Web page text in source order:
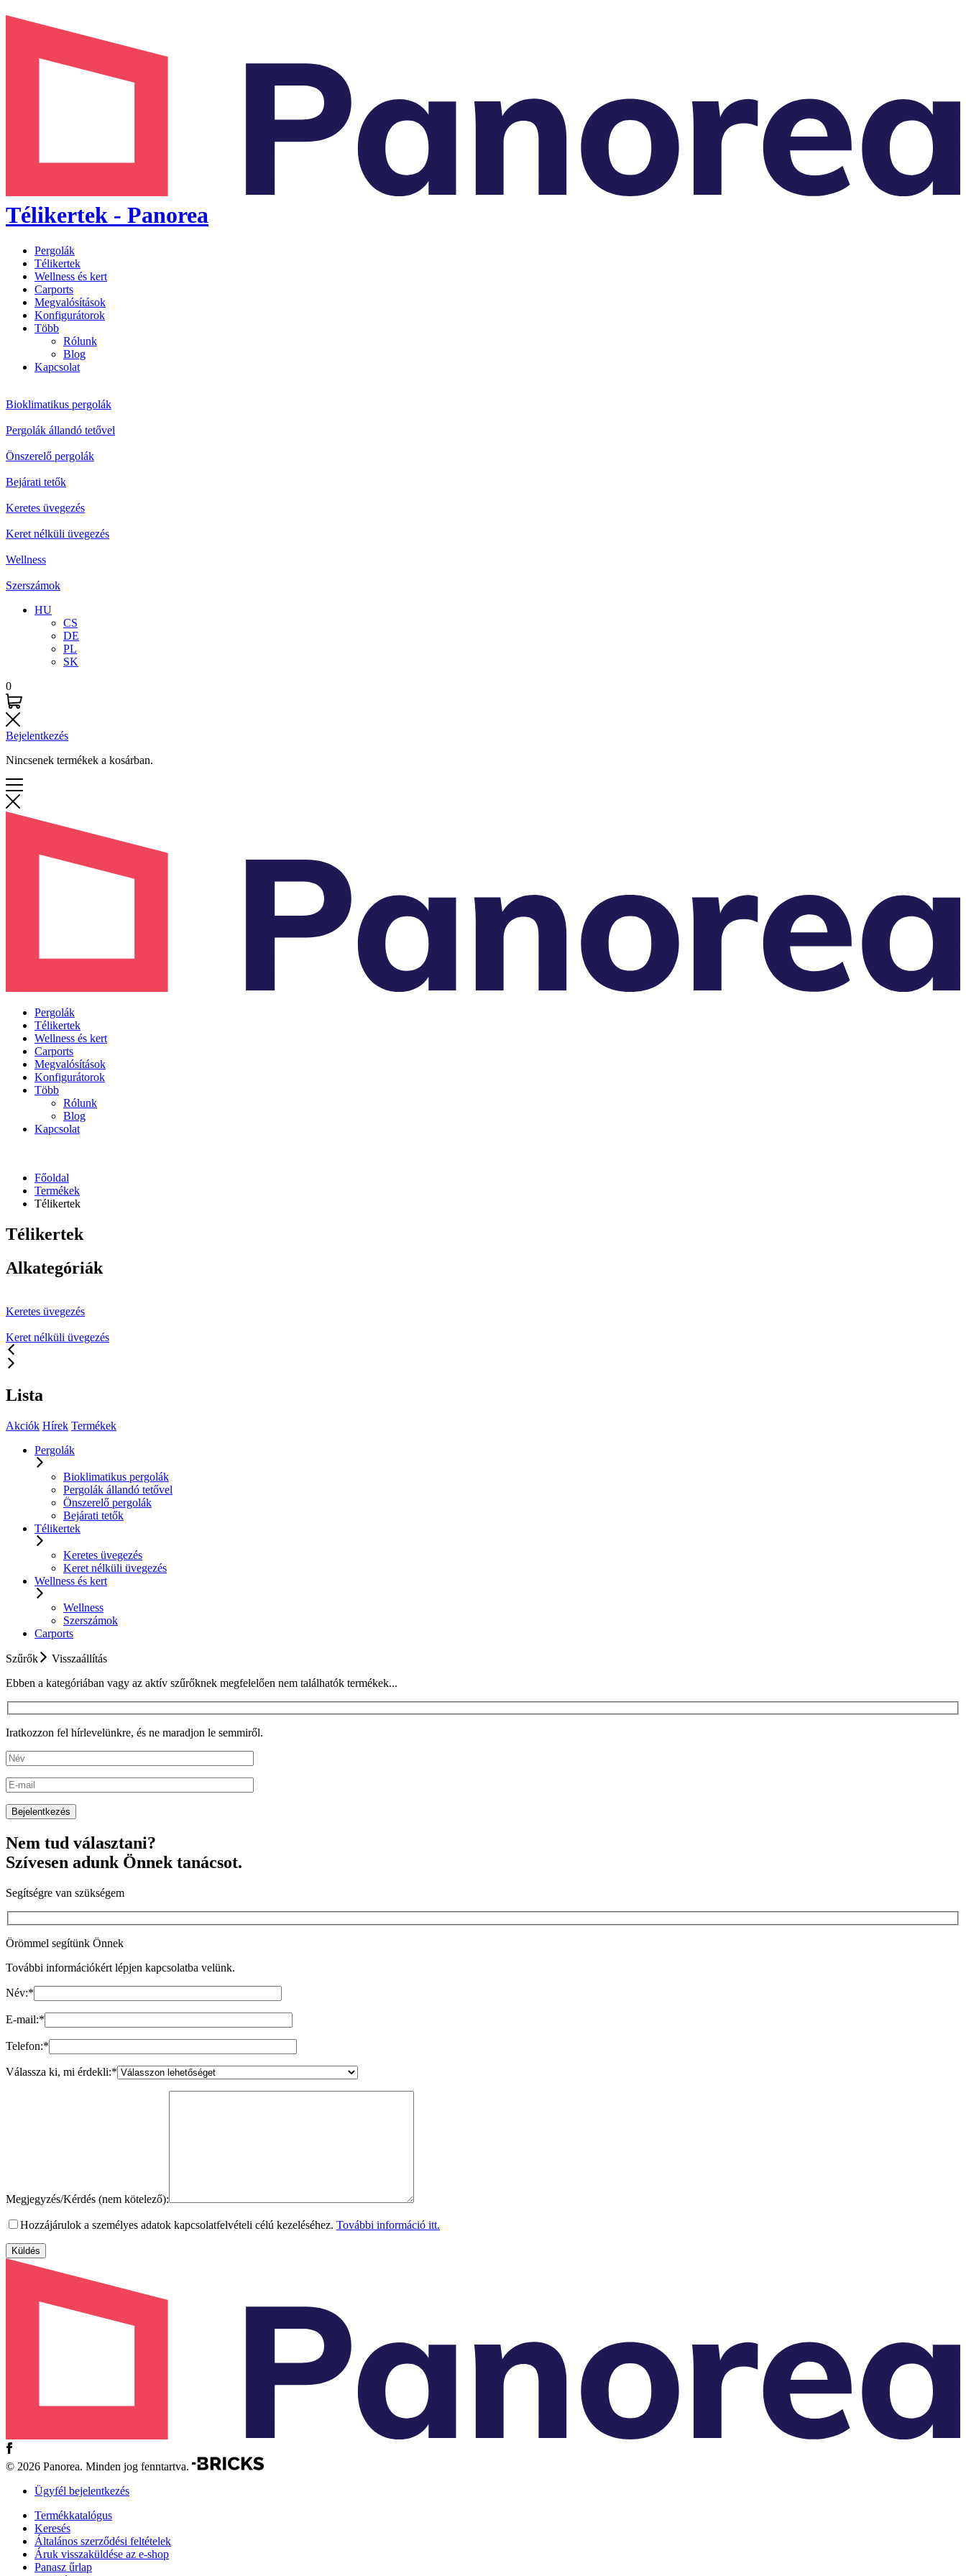
Télikertek - Panorea
Pergolák
Télikertek
Wellness és kert
Carports
Megvalósítások
Konfigurátorok
Több
Rólunk
Blog
Kapcsolat
Bioklimatikus pergolák
Pergolák állandó tetővel
Önszerelő pergolák
Bejárati tetők
Keretes üvegezés
Keret nélküli üvegezés
Wellness
Szerszámok
HU
CS
DE
PL
SK
0
Bejelentkezés
Nincsenek termékek a kosárban.
Pergolák
Télikertek
Wellness és kert
Carports
Megvalósítások
Konfigurátorok
Több
Rólunk
Blog
Kapcsolat
Főoldal
Termékek
Télikertek
Télikertek
Alkategóriák
Keretes üvegezés
Keret nélküli üvegezés
Lista
Akciók Hírek Termékek
Pergolák
Bioklimatikus pergolák
Pergolák állandó tetővel
Önszerelő pergolák
Bejárati tetők
Télikertek
Keretes üvegezés
Keret nélküli üvegezés
Wellness és kert
Wellness
Szerszámok
Carports
Szűrők
Visszaállítás
Ebben a kategóriában vagy az aktív szűrőknek megfelelően nem találhatók termékek...
Iratkozzon fel hírlevelünkre, és ne maradjon le semmiről.
Nem tud választani?
Szívesen adunk Önnek tanácsot.
Segítségre van szükségem
Örömmel segítünk Önnek
További információkért lépjen kapcsolatba velünk.
Név:*
E-mail:*
Telefon:*
Válassza ki, mi érdekli:*
Megjegyzés/Kérdés (nem kötelező):
Hozzájárulok a személyes adatok kapcsolatfelvételi célú kezeléséhez. További információ itt.
© 2026 Panorea. Minden jog fenntartva.
Ügyfél bejelentkezés
Termékkatalógus
Keresés
Általános szerződési feltételek
Áruk visszaküldése az e-shop
Panasz űrlap